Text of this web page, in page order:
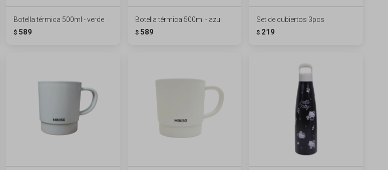
Botella térmica 500ml - verde
$ 589
Botella térmica 500ml - azul
$ 589
Set de cubiertos 3pcs
$ 219